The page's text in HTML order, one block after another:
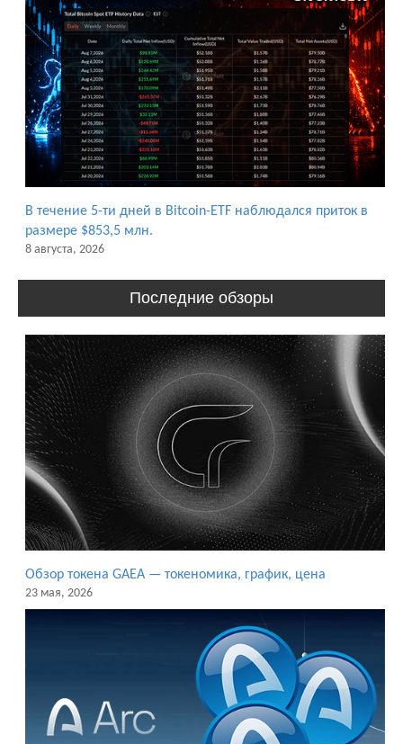
В течение 5-ти дней в Bitcoin-ETF наблюдался приток в
размере $853,5 млн.
8 августа, 2026
Последние обзоры
Обзор токена GAEA — токеномика, график, цена
23 мая, 2026